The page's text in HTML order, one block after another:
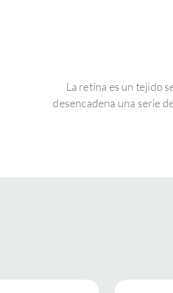
La retina es un tejido
desencadena una serie